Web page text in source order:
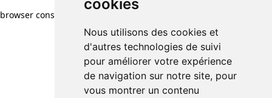
cookies
Nous utilisons des cookies et
d'autres technologies de suivi
pour améliorer votre expérience
de navigation sur notre site, pour
vous montrer un contenu
browser console for more information)